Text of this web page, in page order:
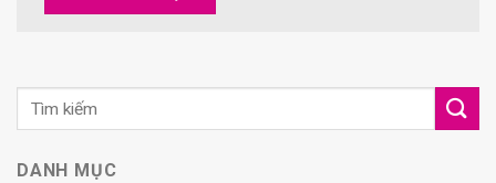
DANH MỤC